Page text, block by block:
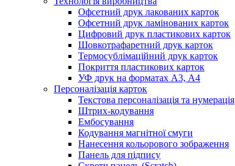
Офсетний друк лакованих карток
Офсетний друк ламінованих карток
Цифровий друк пластикових карток
Шовкотрафаретний друк карток
Термосублімаційний друк карток
Покриття пластикових карток
УФ друк на форматах А3, А4
Персоналізація карток
Текстова персоналізація та нумерація
Штрих-кодування
Ембосування
Кодування магнітної смуги
Нанесення кольорового зображення
Панель для підпису